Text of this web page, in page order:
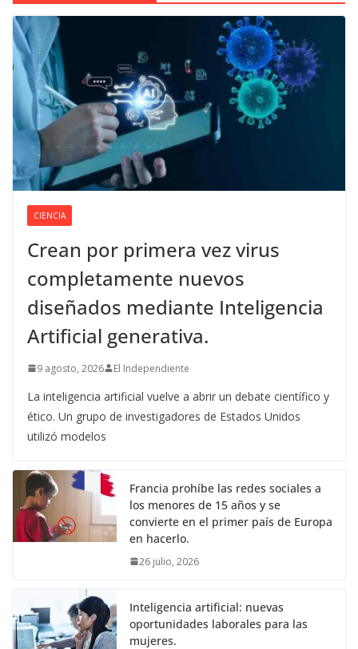
CIENCIA
Crean por primera vez virus
completamente nuevos
diseñados mediante Inteligencia
Artificial generativa.
9 agosto, 2026 El Independiente
La inteligencia artificial vuelve a abrir un debate científico y
ético. Un grupo de investigadores de Estados Unidos
utilizó modelos
Francia prohíbe las redes sociales a
los menores de 15 años y se
convierte en el primer país de Europa
en hacerlo.
26 julio, 2026
Inteligencia artificial: nuevas
oportunidades laborales para las
mujeres.